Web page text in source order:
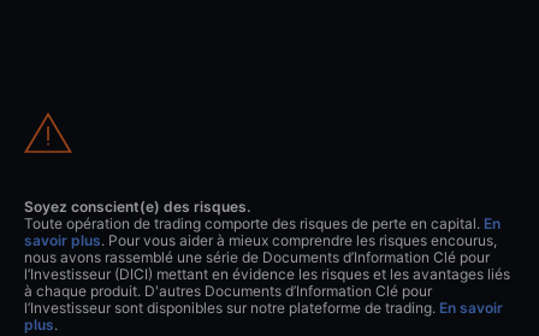
Soyez conscient(e) des risques.
Toute opération de trading comporte des risques de perte en capital. En
savoir plus. Pour vous aider à mieux comprendre les risques encourus,
nous avons rassemblé une série de Documents d’Information Clé pour
l’Investisseur (DICI) mettant en évidence les risques et les avantages liés
à chaque produit. D'autres Documents d’Information Clé pour
l’Investisseur sont disponibles sur notre plateforme de trading. En savoir
plus.